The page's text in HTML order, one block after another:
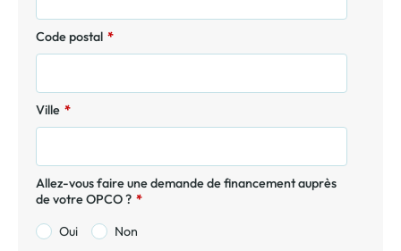
Code postal *
Ville *
Allez-vous faire une demande de financement auprès
de votre OPCO ? *
Oui
Non